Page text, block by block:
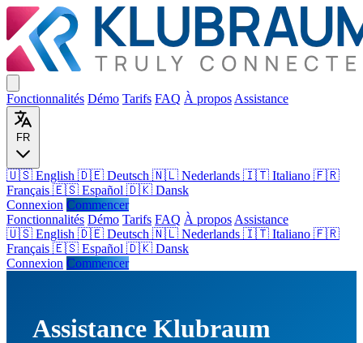
Fonctionnalités Démo Tarifs FAQ À propos Assistance
FR
🇺🇸 English 🇩🇪 Deutsch 🇳🇱 Nederlands 🇮🇹 Italiano 🇫🇷
Français 🇪🇸 Español 🇩🇰 Dansk
Connexion Commencer
Fonctionnalités Démo Tarifs FAQ À propos Assistance
🇺🇸 English 🇩🇪 Deutsch 🇳🇱 Nederlands 🇮🇹 Italiano 🇫🇷
Français 🇪🇸 Español 🇩🇰 Dansk
Connexion Commencer
Assistance Klubraum